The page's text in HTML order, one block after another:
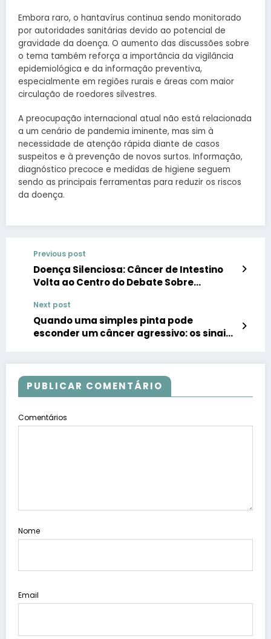
Embora raro, o hantavírus continua sendo monitorado
por autoridades sanitárias devido ao potencial de
gravidade da doença. O aumento das discussões sobre
o tema também reforça a importância da vigilância
epidemiológica e da informação preventiva,
especialmente em regiões rurais e áreas com maior
circulação de roedores silvestres.
A preocupação internacional atual não está relacionada
a um cenário de pandemia iminente, mas sim à
necessidade de atenção rápida diante de casos
suspeitos e à prevenção de novos surtos. Informação,
diagnóstico precoce e medidas de higiene seguem
sendo as principais ferramentas para reduzir os riscos
da doença.
Previous post
Doença Silenciosa: Câncer de Intestino
Volta ao Centro do Debate Sobre
Next post
Quando uma simples pinta pode
esconder um câncer agressivo: os sinais
PUBLICAR COMENTÁRIO
Comentários
Nome
Email